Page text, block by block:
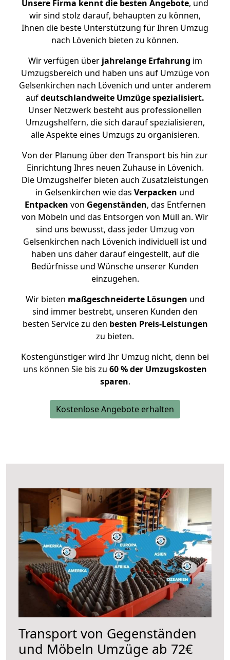
Unsere Firma kennt die besten Angebote, und
wir sind stolz darauf, behaupten zu können,
Ihnen die beste Unterstützung für Ihren Umzug
nach Lövenich bieten zu können.
Wir verfügen überjahrelange Erfahrung im
Umzugsbereich und haben uns auf Umzüge von
Gelsenkirchen nach Lövenich und unter anderem
aufdeutschlandweite Umzüge spezialisiert.
Unser Netzwerk besteht aus professionellen
Umzugshelfern, die sich darauf spezialisieren,
alle Aspekte eines Umzugs zu organisieren.
Von der Planung über den Transport bis hin zur
Einrichtung Ihres neuen Zuhause in Lövenich.
Die Umzugshelfer bieten auch Zusatzleistungen
in Gelsenkirchen wie das Verpacken und
Entpacken von Gegenständen, das Entfernen
von Möbeln und das Entsorgen von Müll an. Wir
sind uns bewusst, dass jeder Umzug von
Gelsenkirchen nach Lövenich individuell ist und
haben uns daher darauf eingestellt, auf die
Bedürfnisse und Wünsche unserer Kunden
einzugehen.
Wir bieten maßgeschneiderte Lösungen und
sind immer bestrebt, unseren Kunden den
besten Service zu den besten Preis-Leistungen
zu bieten.
Kostengünstiger wird Ihr Umzug nicht, denn bei
uns können Sie bis zu 60 % der Umzugskosten
sparen.
Kostenlose Angebote erhalten
Transport von Gegenständen
und Möbeln Umzüge ab 72€